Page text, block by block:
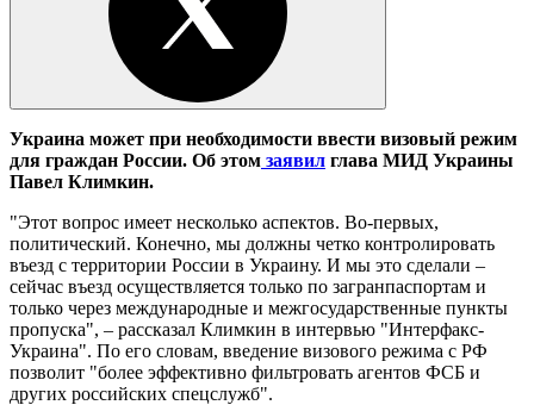
Украина может при необходимости ввести визовый режим
для граждан России. Об этом заявил глава МИД Украины
Павел Климкин.
"Этот вопрос имеет несколько аспектов. Во-первых,
политический. Конечно, мы должны четко контролировать
въезд с территории России в Украину. И мы это сделали –
сейчас въезд осуществляется только по загранпаспортам и
только через международные и межгосударственные пункты
пропуска", – рассказал Климкин в интервью "Интерфакс-
Украина". По его словам, введение визового режима с РФ
позволит "более эффективно фильтровать агентов ФСБ и
других российских спецслужб".